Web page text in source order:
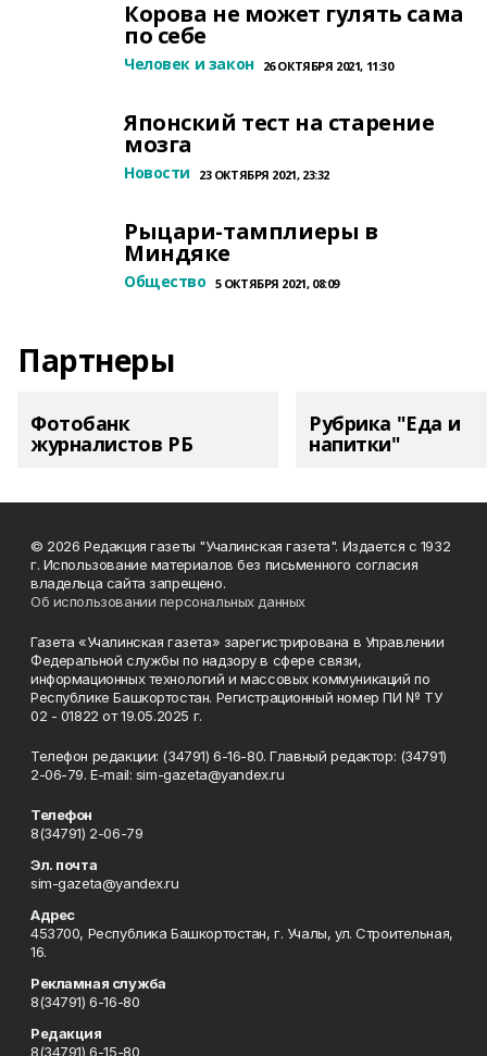
Корова не может гулять сама
по себе
Человек и закон 26 ОКТЯБРЯ 2021, 11:30
Японский тест на старение
мозга
Новости 23 ОКТЯБРЯ 2021, 23:32
Рыцари-тамплиеры в
Миндяке
Общество 5 ОКТЯБРЯ 2021, 08:09
Партнеры
Фотобанк
журналистов РБ
Рубрика "Еда и
напитки"
© 2026 Редакция газеты "Учалинская газета". Издается с 1932
г. Использование материалов без письменного согласия
владельца сайта запрещено.
Об использовании персональных данных
Газета «Учалинская газета» зарегистрирована в Управлении
Федеральной службы по надзору в сфере связи,
информационных технологий и массовых коммуникаций по
Республике Башкортостан. Регистрационный номер ПИ № ТУ
02 - 01822 от 19.05.2025 г.
Телефон редакции: (34791) 6-16-80. Главный редактор: (34791)
2-06-79. Е-mаil: sim-gazeta@yandex.ru
Телефон
8(34791) 2-06-79
Эл. почта
sim-gazeta@yandex.ru
Адрес
453700, Республика Башкортостан, г. Учалы, ул. Строительная,
16.
Рекламная служба
8(34791) 6-16-80
Редакция
8(34791) 6-15-80